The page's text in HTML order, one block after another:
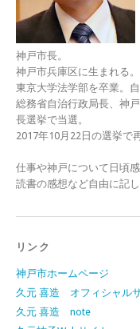
神戸市長。
神戸市兵庫区に生まれる。
東京大学法学部を卒業。自
総務省自治行政局長、神
長選挙で当選。
2017年10月22日の選挙で
仕事や神戸について日頃感
読書の感想など自由に記し
リンク
神戸市ホームページ
久元 喜造 オフィシャル
久元 喜造 note